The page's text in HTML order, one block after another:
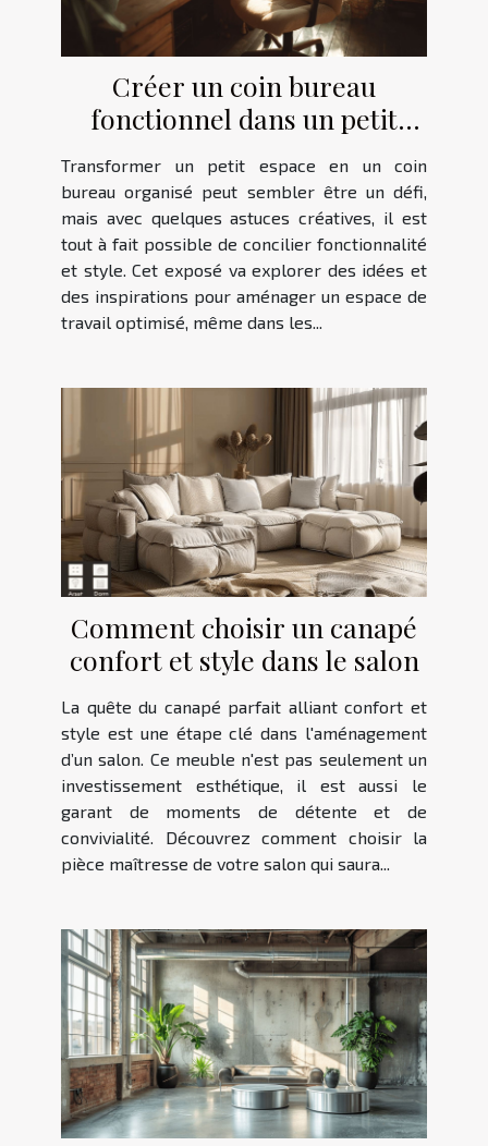
Créer un coin bureau
fonctionnel dans un petit
espace idées et inspirations
Transformer un petit espace en un coin
bureau organisé peut sembler être un défi,
mais avec quelques astuces créatives, il est
tout à fait possible de concilier fonctionnalité
et style. Cet exposé va explorer des idées et
des inspirations pour aménager un espace de
travail optimisé, même dans les...
Comment choisir un canapé
confort et style dans le salon
La quête du canapé parfait alliant confort et
style est une étape clé dans l'aménagement
d’un salon. Ce meuble n'est pas seulement un
investissement esthétique, il est aussi le
garant de moments de détente et de
convivialité. Découvrez comment choisir la
pièce maîtresse de votre salon qui saura...